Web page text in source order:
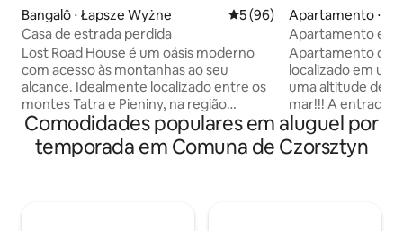
Bangalô ⋅ Łapsze Wyżne 5 de uma avaliação média
5 (96)
Casa de estrada perdida
Lost Road House é um oásis moderno
com acesso às montanhas ao seu
alcance. Idealmente localizado entre os
montes Tatra e Pieniny, na região
polonesa de Spisz. É o lugar perfeito para
desacelerar, conectar-se com a
natureza e observar as montanhas do
Apartamento ⋅
Apartamento em
com vista, máx. 8
Apartamento de
localizado em
uma altitude de
mar!!! A entrada
apartamento
disponibilizamos
vista das
Comodidades populares em aluguel por
temporada em Comuna de Czorsztyn